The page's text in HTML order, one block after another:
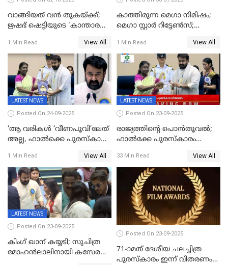
വാങ്ങിയത് വൻ തുകയ്ക്ക്;
ഋഷഭ് ഷെട്ടിയുടെ 'കാന്താര
കാണാം
1 Min Read View All
കാത്തിരുന്ന മെഗാ നിമിഷം;
മെഗാ സ്റ്റാർ റിട്ടേൺസ്;
ക്യാമറയ്ക്ക് മുന്നിലേക്ക്
1 Min Read View All
LATEST NEWS
Posted On 24-09-2025
‘ആ വരികള്‍ ‘വീണപൂവി’ലേത്
അല്ല, ഫാൽക്കെ പുരസ്‌കാരം
മോഹന്‍ലാല്‍ ഉദ്ധരിച്ച
വരികളെ ചൊല്ലി
സാമൂഹികമാധ്യമങ്ങളില്‍
ചര്‍ച്ച
1 Min Read View All
LATEST NEWS
Posted On 23-09-2025
രാജ്യത്തിന്റെ പൊൻതൂവൽ;
ഫാൽക്കേ പുരസ്കാരം
സിനിമ ആത്മാവിന്റെ
സ്പന്ദനമെന്ന് ലാൽ;
ഉർവശിക്കും വിജയരാഘവനും
ദേശീയ അവാർഡ്
33 Min Read View All
LATEST NEWS
Posted On 23-09-2025
കിംഗ് ഖാന് കയ്യടി; സുചിത്ര
മോഹൻലാലിനായി കസേര
Posted On 23-09-2025
71-ാമത് ദേശീയ ചലച്ചിത്ര
പുരസ്‌കാരം ഇന്ന് വിതരണം